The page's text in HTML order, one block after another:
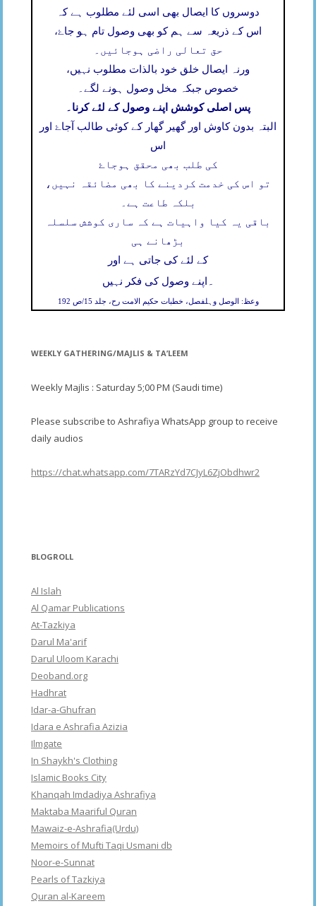
دوسروں کا ایصال بھی اسی لئے مطلوب ہے کہ
اس کے ذریعہ سے ہم کو بھی وصول تام ہو جاۓ،
حق تعالی راضی ہوجائیں۔
ورنہ ایصال خلق خود بالذات مطلوب نہیں،
خصوص جبکہ مخل وصول ہونے لگے۔
پس اصلی کوشش اپنے وصول کے لئے کرنا۔
البتہ بدون کاوش اور گھیر گھار کے کوئی طالب آجاۓ اور
اس
کی طلب بھی محقق ہوجاۓ
تو اس کی خدمت کردینے کا بھی مضائقہ نہیں،
بلکہ طاعت ہے۔
باقی یہ کیا واہیات ہے کہ ساری کوشش سلسلہ
بڑھانے ہی
کے لئے کی جاتی ہے اور
اپنے وصول کی فکر نہیں ۔
وعظ: الوصل وہلفصل، خطبات حکیم الامت رح، جلد 15/ص 192
WEEKLY GATHERING/MAJLIS & TA’LEEM
Weekly Majlis : Saturday 5;00 PM (Saudi time)
Please subscribe to Ashrafiya WhatsApp group to receive
daily audios
https://chat.whatsapp.com/7TARzYd7CJyL6ZjObdhwr2
BLOGROLL
Al Islah
Al Qamar Publications
At-Tazkiya
Darul Ma'arif
Darul Uloom Karachi
Deoband.org
Hadhrat
Idar-a-Ghufran
Idara e Ashrafia Azizia
Ilmgate
In Shaykh's Clothing
Islamic Books City
Khanqah Imdadiya Ashrafiya
Maktaba Maariful Quran
Mawaiz-e-Ashrafia(Urdu)
Memoirs of Mufti Taqi Usmani db
Noor-e-Sunnat
Pearls of Tazkiya
Quran al-Kareem